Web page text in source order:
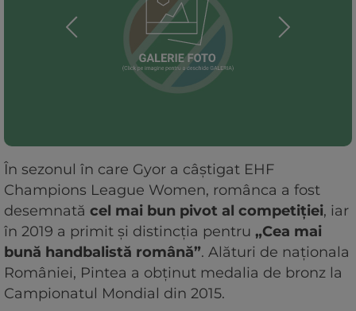
În sezonul în care Gyor a câștigat EHF
Champions League Women, românca a fost
desemnată cel mai bun pivot al competiției, iar
în 2019 a primit și distincția pentru „Cea mai
bună handbalistă română”. Alături de naționala
României, Pintea a obținut medalia de bronz la
Campionatul Mondial din 2015.